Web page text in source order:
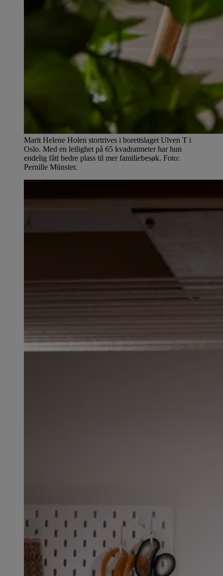
Marit Helene Holen stortrives i borettslaget Ulven T i
Oslo. Med en leilighet på 65 kvadratmeter har hun
endelig fått bedre plass til mer familiebesøk. Foto:
Pernille Münster.